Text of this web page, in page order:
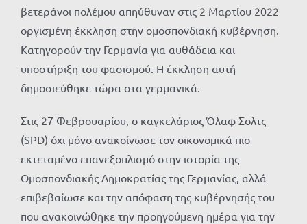
βετεράνοι πολέμου απηύθυναν στις 2 Μαρτίου 2022
οργισμένη έκκληση στην ομοσπονδιακή κυβέρνηση.
Κατηγορούν την Γερμανία για αυθάδεια και
υποστήριξη του φασισμού. Η έκκληση αυτή
δημοσιεύθηκε τώρα στα γερμανικά.
Στις 27 Φεβρουαρίου, ο καγκελάριος Όλαφ Σολτς
(SPD) όχι μόνο ανακοίνωσε τον οικονομικά πιο
εκτεταμένο επανεξοπλισμό στην ιστορία της
Ομοσπονδιακής Δημοκρατίας της Γερμανίας, αλλά
επιβεβαίωσε και την απόφαση της κυβέρνησής του
που ανακοινώθηκε την προηγούμενη ημέρα για την